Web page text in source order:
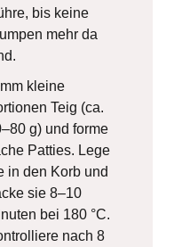
bis keine
mehr da
kleine
Teig (ca.
g) und forme
Patties. Lege
in den Korb und
sie 8–10
bei 180 °C.
nach 8